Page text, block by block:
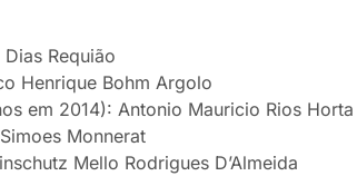
Requião
Henrique Bohm Argolo
em 2014): Antonio Mauricio Rios Horta
Monnerat
Mello Rodrigues D’Almeida